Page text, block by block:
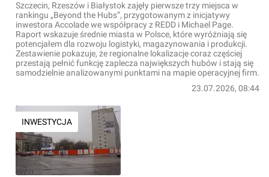
Szczecin, Rzeszów i Białystok zajęły pierwsze trzy miejsca w
rankingu „Beyond the Hubs”, przygotowanym z inicjatywy
inwestora Accolade we współpracy z REDD i Michael Page.
Raport wskazuje średnie miasta w Polsce, które wyróżniają się
potencjałem dla rozwoju logistyki, magazynowania i produkcji.
Zestawienie pokazuje, że regionalne lokalizacje coraz częściej
przestają pełnić funkcję zaplecza największych hubów i stają się
samodzielnie analizowanymi punktami na mapie operacyjnej firm.
23.07.2026, 08:44
INWESTYCJA